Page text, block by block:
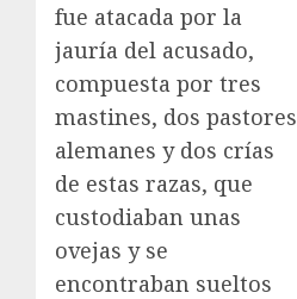
fue atacada por la
jauría del acusado,
compuesta por tres
mastines, dos pastores
alemanes y dos crías
de estas razas, que
custodiaban unas
ovejas y se
encontraban sueltos